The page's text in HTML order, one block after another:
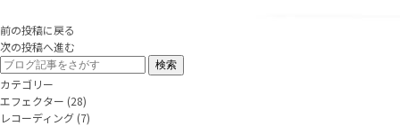
前の投稿に戻る
次の投稿へ進む
カテゴリー
エフェクター (28)
レコーディング (7)